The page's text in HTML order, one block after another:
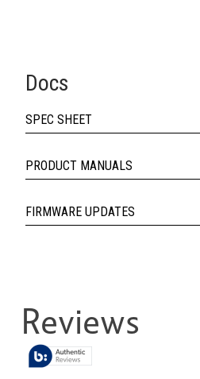
Docs
SPEC SHEET
PRODUCT MANUALS
FIRMWARE UPDATES